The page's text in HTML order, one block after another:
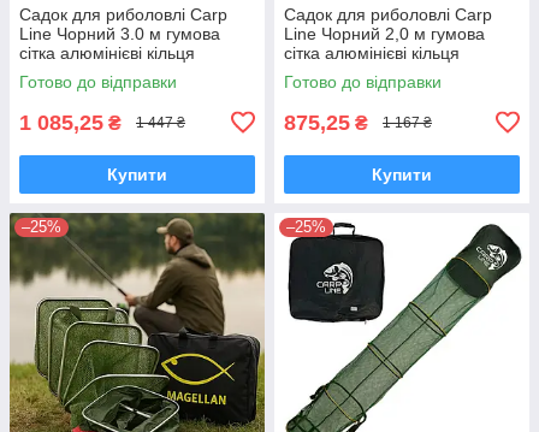
Садок для риболовлі Carp
Line Чорний 3.0 м гумова
сітка алюмінієві кільця
Готово до відправки
1 085,25 ₴ 1 447 ₴
Купити
Садок для риболовлі Carp
Line Чорний 2,0 м гумова
сітка алюмінієві кільця
Готово до відправки
875,25 ₴ 1 167 ₴
Купити
–25% –25%